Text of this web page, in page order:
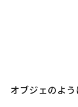
オブジェのよ